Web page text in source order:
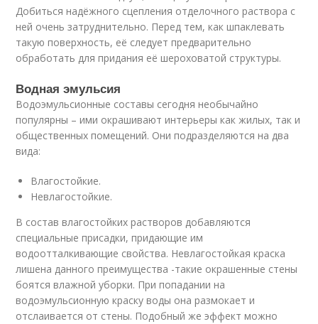
Добиться надёжного сцепления отделочного раствора с
ней очень затруднительно. Перед тем, как шпаклевать
такую поверхность, её следует предварительно
обработать для придания её шероховатой структуры.
Водная эмульсия
Водоэмульсионные составы сегодня необычайно
популярны – ими окрашивают интерьеры как жилых, так и
общественных помещений. Они подразделяются на два
вида:
Влагостойкие.
Невлагостойкие.
В состав влагостойких растворов добавляются
специальные присадки, придающие им
водоотталкивающие свойства. Невлагостойкая краска
лишена данного преимущества -такие окрашенные стены
боятся влажной уборки. При попадании на
водоэмульсионную краску воды она размокает и
отслаивается от стены. Подобный же эффект можно